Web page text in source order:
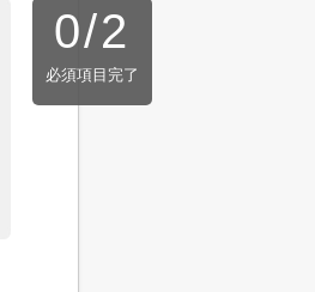
0/2
必須項目完了